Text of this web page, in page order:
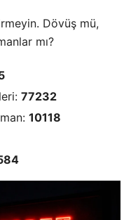
Dövüş mü,
mı?
77232
10118